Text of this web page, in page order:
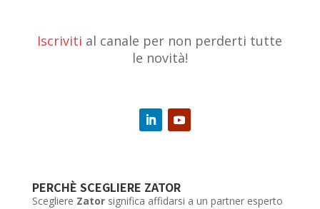
Iscriviti al canale per non perderti tutte
le novità!
PERCHÈ SCEGLIERE ZATOR
Scegliere Zatorsignifica affidarsi a un partner esperto